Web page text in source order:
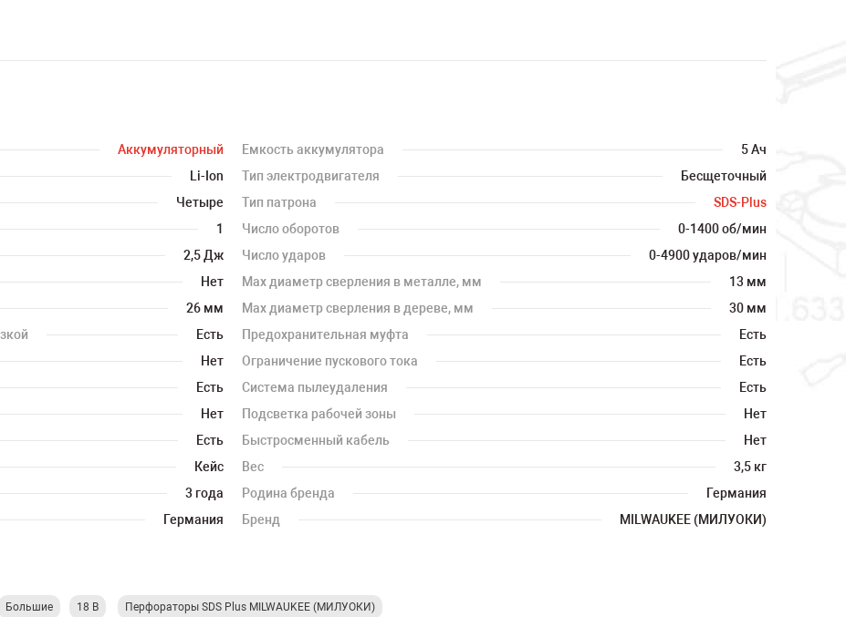
Аккумуляторный Емкость аккумулятора
5 Ач
Li-Ion Тип электродвигателя
Бесщеточный
Четыре Тип патрона
SDS-Plus
1 Число оборотов
0-1400 об/мин
2,5 Дж Число ударов
0-4900 ударов/мин
Нет Мах диаметр сверления в металле, мм
13 мм
26 мм Мах диаметр сверления в дереве, мм
30 мм
Есть Предохранительная муфта
Есть
Нет Ограничение пускового тока
Есть
Есть Система пылеудаления
Есть
Нет Подсветка рабочей зоны
Нет
Есть Быстросменный кабель
Нет
Кейс Вес
3,5 кг
3 года Родина бренда
Германия
Германия Бренд MILWAUKEE (МИЛУОКИ)
Большие 18 В Перфораторы SDS Plus MILWAUKEE (МИЛУОКИ)